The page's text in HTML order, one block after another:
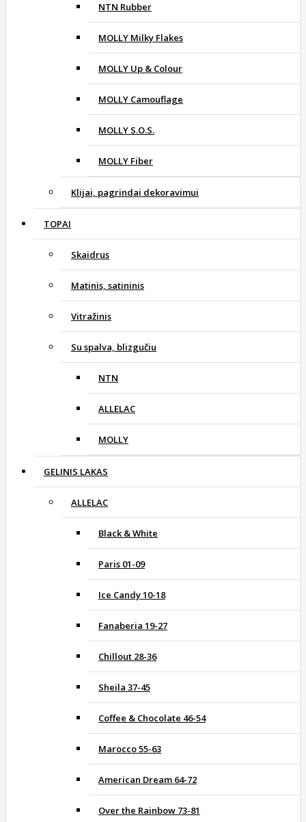
NTN Rubber
MOLLY Milky Flakes
MOLLY Up & Colour
MOLLY Camouflage
MOLLY S.O.S.
MOLLY Fiber
Klijai, pagrindai dekoravimui
TOPAI
Skaidrus
Matinis, satininis
Vitražinis
Su spalva, blizgučiu
NTN
ALLELAC
MOLLY
GELINIS LAKAS
ALLELAC
Black & White
Paris 01-09
Ice Candy 10-18
Fanaberia 19-27
Chillout 28-36
Sheila 37-45
Coffee & Chocolate 46-54
Marocco 55-63
American Dream 64-72
Over the Rainbow 73-81